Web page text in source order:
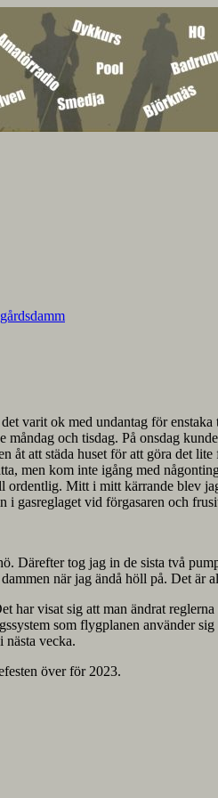
varit ok med undantag för
och tisdag. På onsdag
åt att städa huset för att göra
men kom inte igång med
Mitt i mitt kärrande blev
i gasreglaget vid förgasaren och
Därefter tog jag in de sista två
när jag ändå höll på. Det är
har visat sig att man ändrat
som flygplanen använder
nästa vecka.
över för 2023.